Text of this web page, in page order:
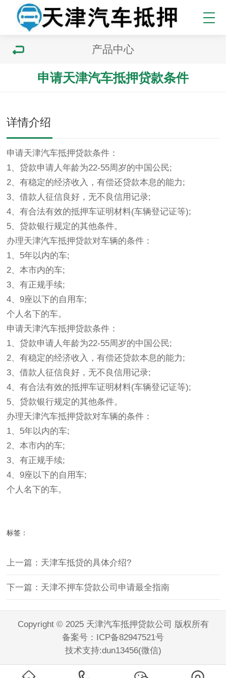
产品中心
申请天津汽车抵押贷款条件
详情介绍
申请天津汽车抵押贷款条件 ：
1、贷款申请人年龄为22-55周岁的中国公民;
2、有稳定的经济收入，有偿还贷款本息的能力;
3、借款人征信良好，无不良信用记录;
4、有合法有效的抵押车证明材料(车辆登记证等);
5、贷款银行规定的其他条件。
办理天津汽车抵押贷款对车辆的条件：
1、5年以内的车;
2、本市内的车;
3、有正规手续;
4、9座以下的自用车;
个人名下的车。
申请天津汽车抵押贷款条件：
1、贷款申请人年龄为22-55周岁的中国公民;
2、有稳定的经济收入，有偿还贷款本息的能力;
3、借款人征信良好，无不良信用记录;
4、有合法有效的抵押车证明材料(车辆登记证等);
5、贷款银行规定的其他条件。
办理天津汽车抵押贷款对车辆的条件：
1、5年以内的车;
2、本市内的车;
3、有正规手续;
4、9座以下的自用车;
个人名下的车。
标签：
上一篇：天津车抵贷的具体介绍?
下一篇：天津不押车贷款公司申请最全指南
Copyright © 2025 天津汽车抵押贷款公司 版权所有
备案号： ICP备82947521号
技术支持:dun13456(微信)